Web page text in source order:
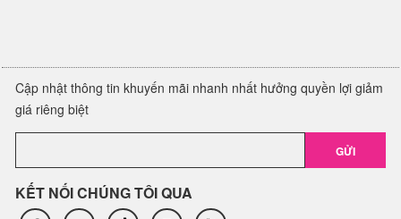
Cập nhật thông tin khuyến mãi nhanh nhất hưởng quyền lợi giảm
giá riêng biệt
GỬI
KẾT NỐI CHÚNG TÔI QUA